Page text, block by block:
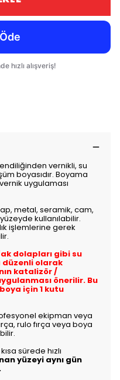
vernikli, su
boyasıdır. Boyama
uygulaması
metal, seramik, cam,
kullanılabilir.
işlemlerine gerek
dolapları gibi su
düzenli olarak
katalizör /
önerilir. Bu
için 1 kutu
ekipman veya
rulo fırça veya boya
sürede hızlı
yüzeyi aynı gün